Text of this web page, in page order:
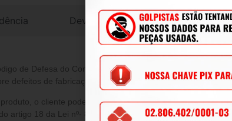
Devoluções
de Defesa do Consumidor, é de 90 (noventa) dias
defeitos de fabricação e vícios do produto adquirido.
o cliente poderá escolher dentre as opções
artigo 18 da Lei nº- 8.078/1990, ou, ainda, a